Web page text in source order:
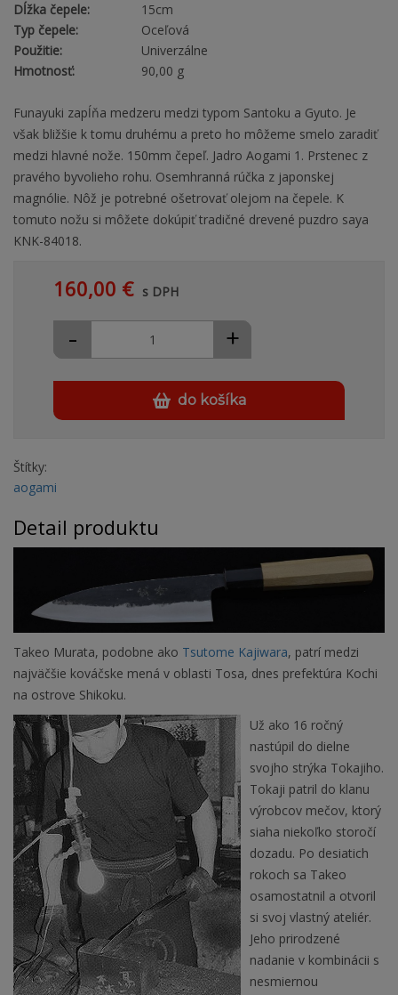
Dĺžka čepele:
15cm
Typ čepele:
Oceľová
Použitie:
Univerzálne
Hmotnosť:
90,00 g
Funayuki zapĺňa medzeru medzi typom Santoku a Gyuto. Je
však bližšie k tomu druhému a preto ho môžeme smelo zaradiť
medzi hlavné nože. 150mm čepeľ. Jadro Aogami 1. Prstenec z
pravého byvolieho rohu. Osemhranná rúčka z japonskej
magnólie. Nôž je potrebné ošetrovať olejom na čepele. K
tomuto nožu si môžete dokúpiť tradičné drevené puzdro saya
KNK-84018.
160,00 € s DPH
+
-
do košíka
Štítky:
aogami
Detail produktu
Takeo Murata, podobne ako Tsutome Kajiwara, patrí medzi
najväčšie kováčske mená v oblasti Tosa, dnes prefektúra Kochi
na ostrove Shikoku.
Už ako 16 ročný
nastúpil do dielne
svojho strýka Tokajiho.
Tokaji patril do klanu
výrobcov mečov, ktorý
siaha niekoľko storočí
dozadu. Po desiatich
rokoch sa Takeo
osamostatnil a otvoril
si svoj vlastný ateliér.
Jeho prirodzené
nadanie v kombinácii s
nesmiernou